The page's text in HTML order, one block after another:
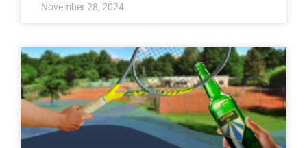
November 28, 2024